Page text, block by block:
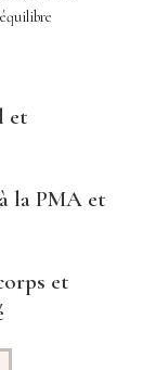
et
la PMA et
et